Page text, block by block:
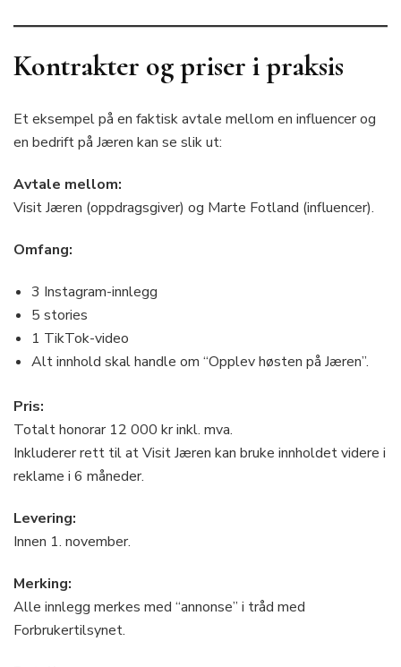
Kontrakter og priser i praksis
Et eksempel på en faktisk avtale mellom en influencer og
en bedrift på Jæren kan se slik ut:
Avtale mellom:
Visit Jæren (oppdragsgiver) og Marte Fotland (influencer).
Omfang:
3 Instagram-innlegg
5 stories
1 TikTok-video
Alt innhold skal handle om “Opplev høsten på Jæren”.
Pris:
Totalt honorar 12 000 kr inkl. mva.
Inkluderer rett til at Visit Jæren kan bruke innholdet videre i
reklame i 6 måneder.
Levering:
Innen 1. november.
Merking:
Alle innlegg merkes med “annonse” i tråd med
Forbrukertilsynet.